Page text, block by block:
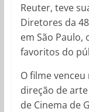
Reuter, teve
Diretores da
em São
favoritos do
O filme
direção de
de Cinema de